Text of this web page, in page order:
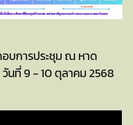
อบการประชุม ณ หาด
นที่ 9 - 10 ตุลาคม 2568